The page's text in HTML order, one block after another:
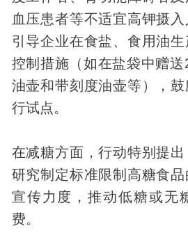
血压患者等不适宜高钾摄入
引导企业在食盐、食用油
控制措施（如在盐袋中赠
油壶和带刻度油壶等），
行试点。
在减糖方面，行动特别提
研究制定标准限制高糖食
宣传力度，推动低糖或无
费。